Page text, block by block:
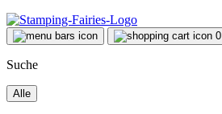
0
Suche
Alle